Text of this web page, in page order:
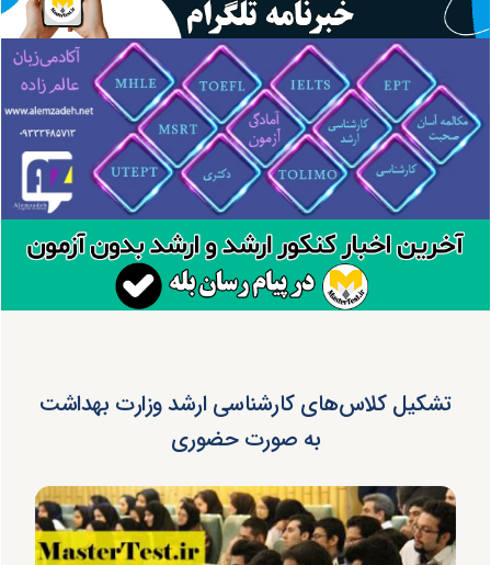
تشکیل کلاس‌های کارشناسی ارشد وزارت بهداشت
به صورت حضوری